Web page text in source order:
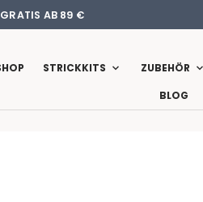
AB 89 €
STRICKKITS ZUBEHÖR
BLOG